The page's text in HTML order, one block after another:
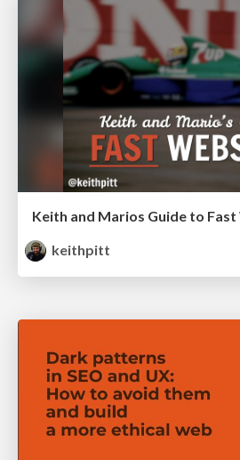
Keith and Marios Guide to
keithpitt